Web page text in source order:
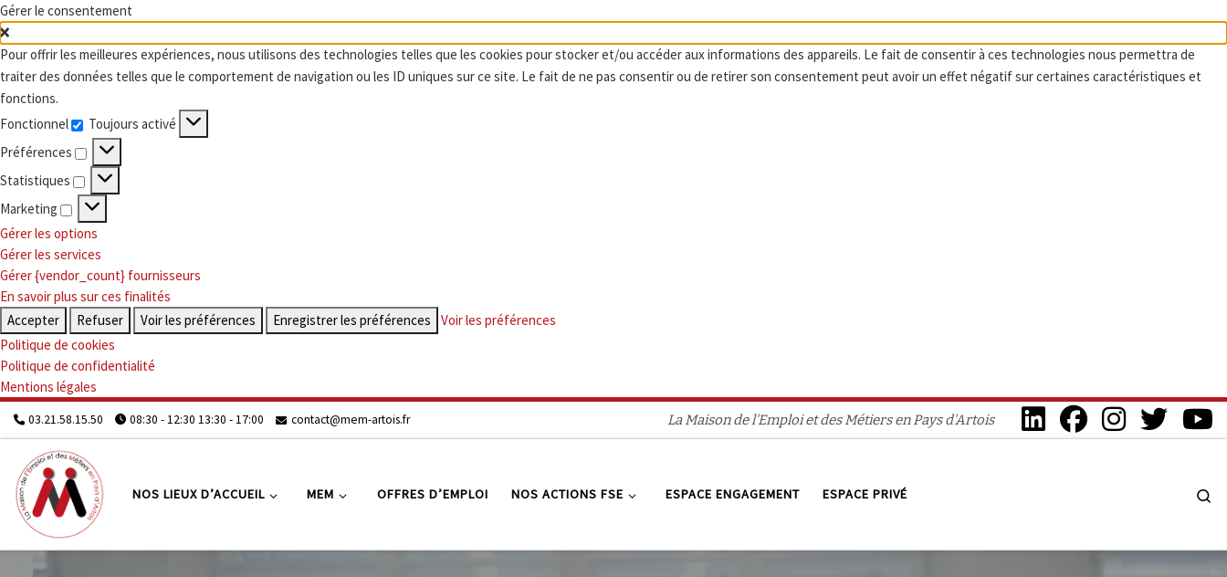
Gérer le consentement
Pour offrir les meilleures expériences, nous utilisons des technologies telles que les cookies pour stocker et/ou accéder aux informations des appareils. Le fait de consentir à ces technologies nous permettra de
traiter des données telles que le comportement de navigation ou les ID uniques sur ce site. Le fait de ne pas consentir ou de retirer son consentement peut avoir un effet négatif sur certaines caractéristiques et
fonctions.
Fonctionnel
Fonctionnel
Toujours activé
Préférences
Préférences
Statistiques
Statistiques
Marketing
Marketing
Gérer les options
Gérer les services
Gérer {vendor_count} fournisseurs
En savoir plus sur ces finalités
Accepter
Refuser Voir les préférences Enregistrer les préférences
Voir les préférences
Politique de cookies
Politique de confidentialité
Mentions légales
Skip to content
03.21.58.15.50 08:30 - 12:30 13:30 - 17:00 contact@mem-artois.fr La Maison de l'Emploi et des Métiers en Pays d'Artois
NOS LIEUX D’ACCUEIL MEM OFFRES D’EMPLOI NOS ACTIONS FSE ESPACE ENGAGEMENT ESPACE PRIVÉ